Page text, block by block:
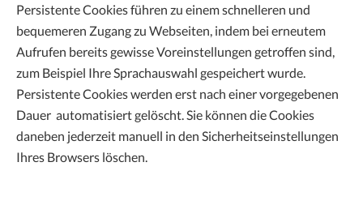
Persistente Cookies führen zu einem schnelleren und
bequemeren Zugang zu Webseiten, indem bei erneutem
Aufrufen bereits gewisse Voreinstellungen getroffen sind,
zum Beispiel Ihre Sprachauswahl gespeichert wurde.
Persistente Cookies werden erst nach einer vorgegebenen
Dauer automatisiert gelöscht. Sie können die Cookies
daneben jederzeit manuell in den Sicherheitseinstellungen
Ihres Browsers löschen.